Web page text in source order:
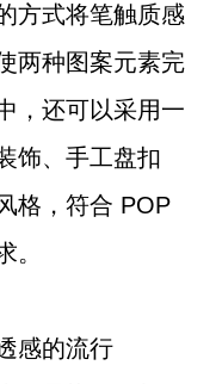
方式将笔触质感
两种图案元素完
，还可以采用一
饰、手工盘扣
格，符合 POP
。
感的流行